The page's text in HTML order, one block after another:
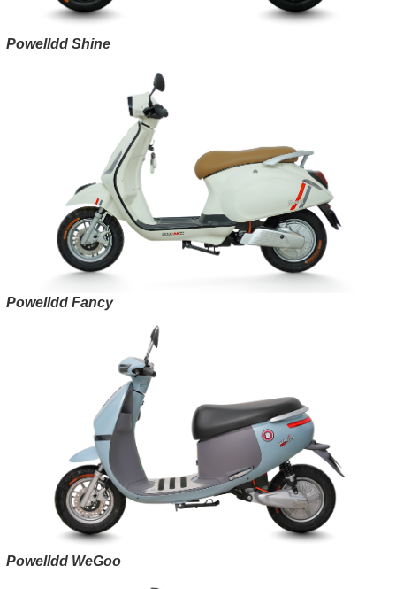
Powelldd Shine
Powelldd Fancy
Powelldd WeGoo